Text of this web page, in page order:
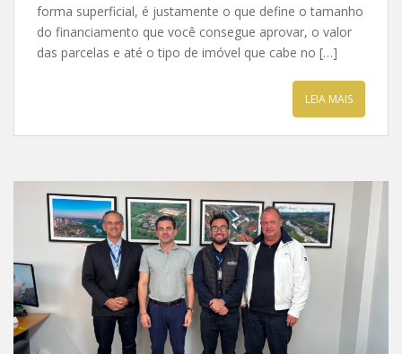
forma superficial, é justamente o que define o tamanho
do financiamento que você consegue aprovar, o valor
das parcelas e até o tipo de imóvel que cabe no […]
LEIA MAIS